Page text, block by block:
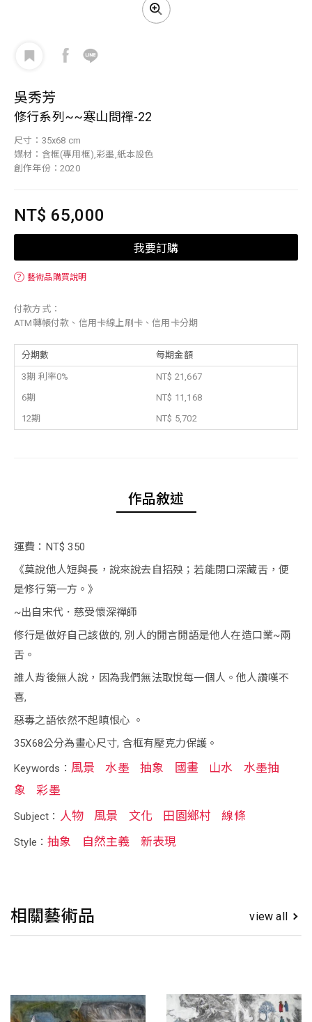
吳秀芳
修行系列~~寒山問禪-22
尺寸：35x68 cm
媒材：含框(專用框),彩墨,紙本設色
創作年份：2020
NT$ 65,000
我要訂購
？ 藝術品購買說明
付款方式：
ATM轉帳付款、信用卡線上刷卡、信用卡分期
分期數 每期金額
3期 利率0%
NT$ 21,667
6期
NT$ 11,168
12期
NT$ 5,702
作品敘述
運費：NT$ 350
《莫說他人短與長，說來說去自招殃；若能閉口深藏舌，便
是修行第一方。》
~出自宋代．慈受懷深禪師
修行是做好自己該做的, 別人的閒言閒語是他人在造口業~兩
舌。
誰人背後無人說，因為我們無法取悅每一個人。他人讚嘆不
喜,
惡毒之語依然不起瞋恨心 。
35X68公分為畫心尺寸, 含框有壓克力保護。
Keywords： 風景 水墨 抽象 國畫 山水
水墨抽
象
彩墨
Subject： 人物 風景 文化 田園鄉村 線條
Style：抽象 自然主義 新表現
相關藝術品 view all